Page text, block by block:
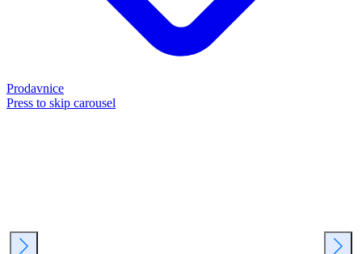
Prodavnice
Press to skip carousel